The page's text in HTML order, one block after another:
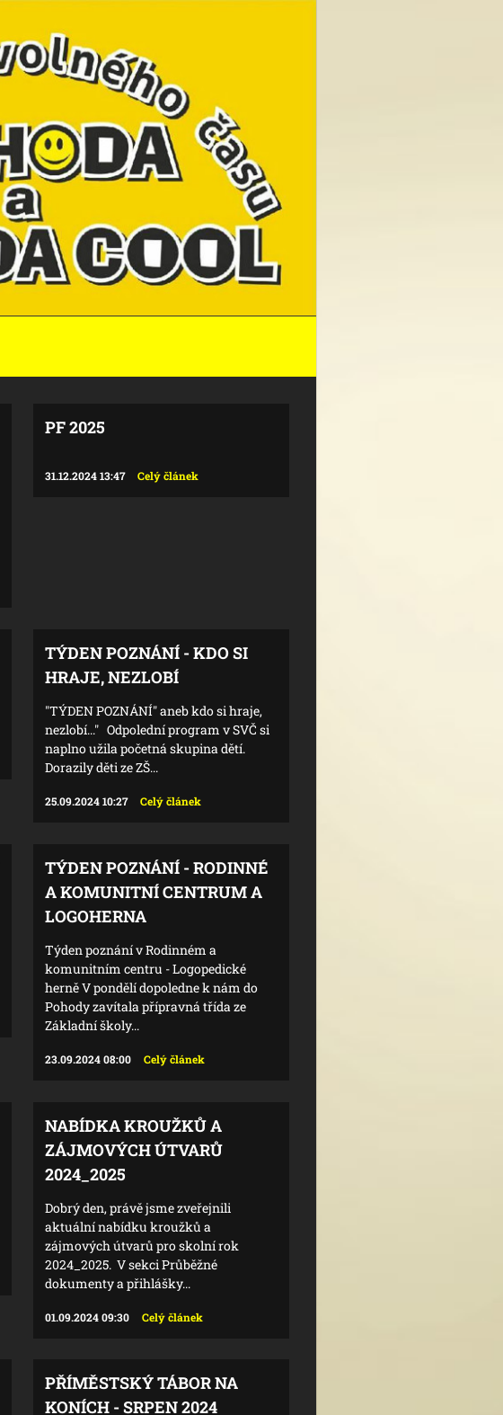
PF 2025
31.12.2024 13:47 Celý článek
TÝDEN POZNÁNÍ - KDO SI
HRAJE, NEZLOBÍ
"TÝDEN POZNÁNÍ" aneb kdo si hraje,
nezlobí..." Odpolední program v SVČ si
naplno užila početná skupina dětí.
Dorazily děti ze ZŠ...
25.09.2024 10:27 Celý článek
TÝDEN POZNÁNÍ - RODINNÉ
A KOMUNITNÍ CENTRUM A
LOGOHERNA
Týden poznání v Rodinném a
komunitním centru - Logopedické
herně V pondělí dopoledne k nám do
Pohody zavítala přípravná třída ze
Základní školy...
23.09.2024 08:00 Celý článek
NABÍDKA KROUŽKŮ A
ZÁJMOVÝCH ÚTVARŮ
2024_2025
Dobrý den, právě jsme zveřejnili
aktuální nabídku kroužků a
zájmových útvarů pro skolní rok
2024_2025. V sekci Průběžné
dokumenty a přihlášky...
01.09.2024 09:30 Celý článek
PŘÍMĚSTSKÝ TÁBOR NA
KONÍCH - SRPEN 2024